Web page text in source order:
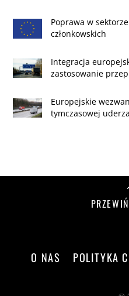
Poprawa w
członkowskich
Integracja
zastosowanie
Europejskie
tymczasowej
O NAS POLITYKA